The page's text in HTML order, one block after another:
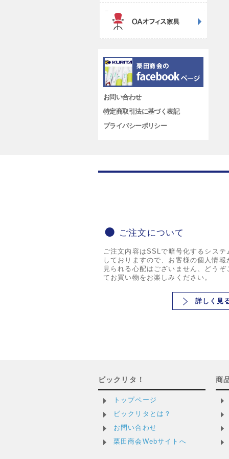
お問い合わせ
特定商取引法に基づく表記
プライバシーポリシー
ご注文について
ご注文内容はSSLで暗号化するシステ
しておりますので、お客様の個人情報
見られる心配はございません、どうぞ
てお買い物をお楽しみください。
詳しく見
ビックリタ！
トップページ
ビックリタとは？
お問い合わせ
栗田商会Webサイトへ
商